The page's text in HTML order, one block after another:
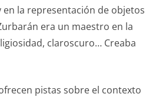
la representación de objetos
era un maestro en la
claroscuro… Creaba
pistas sobre el contexto